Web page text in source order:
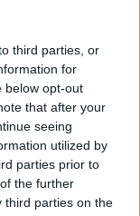
third parties, or
for
below opt-out
that after your
seeing
utilized by
parties prior to
the further
third parties on the